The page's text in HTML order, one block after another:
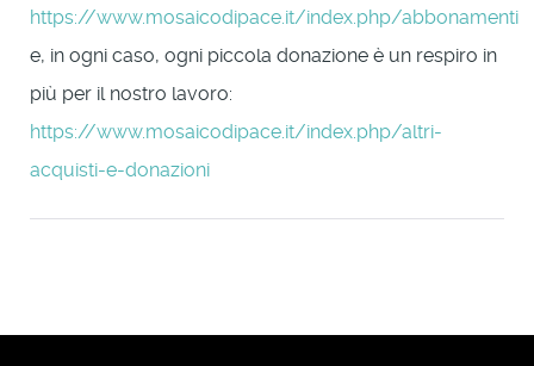
https://www.mosaicodipace.it/index.php/abbonamenti
e, in ogni caso, ogni piccola donazione è un respiro in
più per il nostro lavoro:
https://www.mosaicodipace.it/index.php/altri-
acquisti-e-donazioni